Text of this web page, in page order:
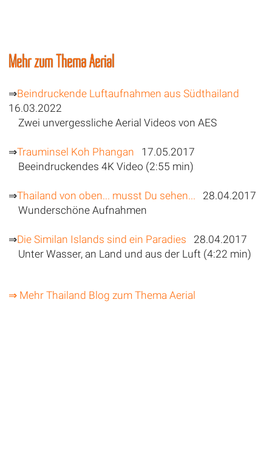
Mehr zum Thema Aerial
⇒Beindruckende Luftaufnahmen aus Südthailand
16.03.2022
Zwei unvergessliche Aerial Videos von AES
⇒Trauminsel Koh Phangan 17.05.2017
Beeindruckendes 4K Video (2:55 min)
⇒Thailand von oben... musst Du sehen...
28.04.2017
Wunderschöne Aufnahmen
⇒Die Similan Islands sind ein Paradies 28.04.2017
Unter Wasser, an Land und aus der Luft (4:22 min)
⇒ Mehr Thailand Blog zum Thema Aerial